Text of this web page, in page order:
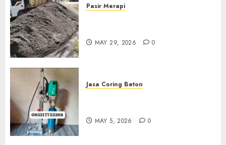
Pasir Merapi
MAY 29, 2026 0
Jasa Coring Beton
MAY 5, 2026 0